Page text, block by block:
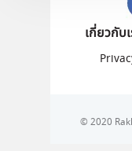
เกี่ยวกับ
© 2020